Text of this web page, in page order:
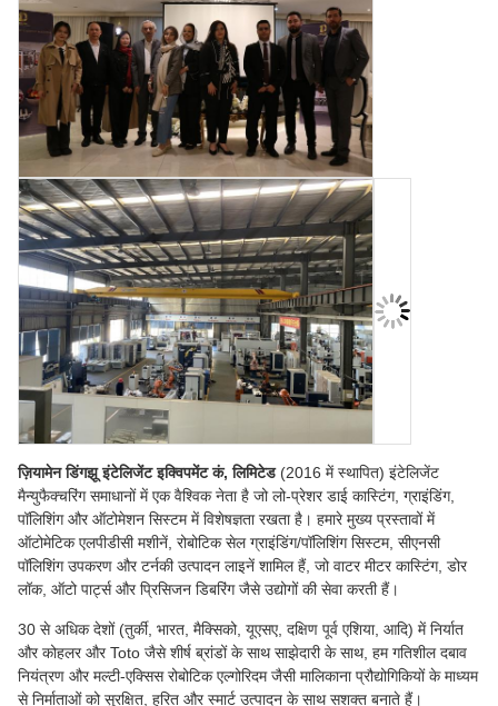
ज़ियामेन डिंगझू इंटेलिजेंट इक्विपमेंट कं, लिमिटेड(2016 में स्थापित) इंटेलिजेंट
मैन्युफैक्चरिंग समाधानों में एक वैश्विक नेता है जो लो-प्रेशर डाई कास्टिंग, ग्राइंडिंग,
पॉलिशिंग और ऑटोमेशन सिस्टम में विशेषज्ञता रखता है। हमारे मुख्य प्रस्तावों में